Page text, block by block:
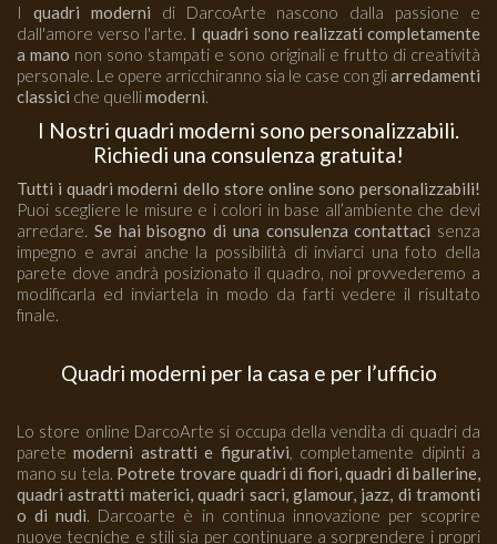
I quadri moderni di DarcoArte nascono dalla passione e
dall'amore verso l'arte. I quadri sono realizzati completamente
a mano non sono stampati e sono originali e frutto di creatività
personale. Le opere arricchiranno sia le case con gliarredamenti
classici che quellimoderni.
I Nostri quadri moderni sono personalizzabili.
Richiedi una consulenza gratuita!
Tutti i quadri moderni dello store online sono personalizzabili!
Puoi scegliere le misure e i colori in base all’ambiente che devi
arredare. Se hai bisogno di una consulenza contattaci senza
impegno e avrai anche la possibilità di inviarci una foto della
parete dove andrà posizionato il quadro, noi provvederemo a
modificarla ed inviartela in modo da farti vedere il risultato
finale.
Quadri moderni per la casa e per l’ufficio
Lo store online DarcoArte si occupa della vendita di quadri da
paretemoderni astratti e figurativi, completamente dipinti a
mano su tela. Potrete trovare quadri di fiori, quadri di ballerine,
quadri astratti materici, quadri sacri, glamour, jazz, di tramonti
o di nudi. Darcoarte è in continua innovazione per scoprire
nuove tecniche e stili sia per continuare a sorprendere i propri